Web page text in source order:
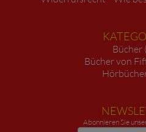
Bücher
Bücher von
Abonnieren Sie